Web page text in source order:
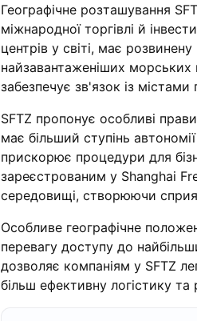
Географічне розташування
міжнародної торгівлі й
центрів у світі, має
найзавантаженіших морських
забезпечує зв'язок із містами
SFTZ пропонує особливі
має більший ступінь
прискорює процедури для
зареєстрованим у Shanghai
середовищі, створюючи
Особливе географічне
перевагу доступу до
дозволяє компаніям у SFTZ
більш ефективну логістику та